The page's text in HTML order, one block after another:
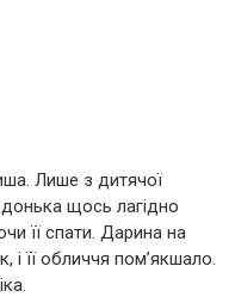
Лише з дитячої
щось лагідно
її спати. Дарина на
і її обличчя пом’якшало.